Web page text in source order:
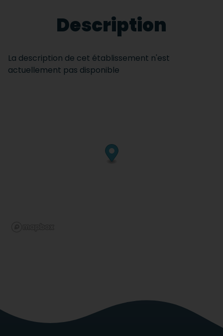
Description
La description de cet établissement n'est
actuellement pas disponible